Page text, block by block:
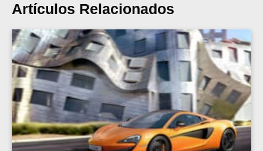
Artículos Relacionados